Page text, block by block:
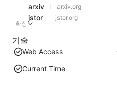
arxiv arxiv.org
jstor
jstor.org
확장
기술
Web Access
Current Time